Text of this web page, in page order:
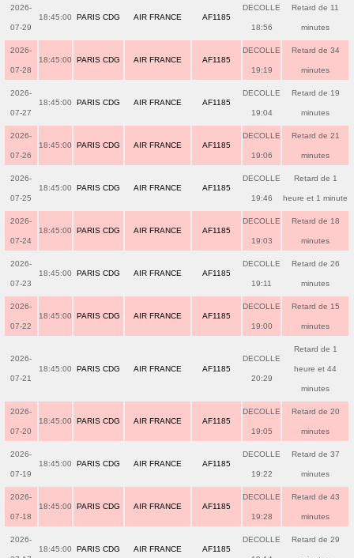
2026-
07-29
18:45:00 PARIS CDG AIR FRANCE AF1185
DECOLLE
18:56
Retard de 11
minutes
2026-
07-28
18:45:00 PARIS CDG AIR FRANCE AF1185
DECOLLE
19:19
Retard de 34
minutes
2026-
07-27
18:45:00 PARIS CDG AIR FRANCE AF1185
DECOLLE
19:04
Retard de 19
minutes
2026-
07-26
18:45:00 PARIS CDG AIR FRANCE AF1185
DECOLLE
19:06
Retard de 21
minutes
2026-
07-25
18:45:00 PARIS CDG AIR FRANCE AF1185
DECOLLE
19:46
Retard de 1
heure et 1 minute
2026-
07-24
18:45:00 PARIS CDG AIR FRANCE AF1185
DECOLLE
19:03
Retard de 18
minutes
2026-
07-23
18:45:00 PARIS CDG AIR FRANCE AF1185
DECOLLE
19:11
Retard de 26
minutes
2026-
07-22
18:45:00 PARIS CDG AIR FRANCE AF1185
DECOLLE
19:00
Retard de 15
minutes
2026-
07-21
18:45:00 PARIS CDG AIR FRANCE AF1185
DECOLLE
20:29
Retard de 1
heure et 44
minutes
2026-
07-20
18:45:00 PARIS CDG AIR FRANCE AF1185
DECOLLE
19:05
Retard de 20
minutes
2026-
07-19
18:45:00 PARIS CDG AIR FRANCE AF1185
DECOLLE
19:22
Retard de 37
minutes
2026-
07-18
18:45:00 PARIS CDG AIR FRANCE AF1185
DECOLLE
19:28
Retard de 43
minutes
2026-
18:45:00 PARIS CDG AIR FRANCE AF1185
DECOLLE Retard de 29